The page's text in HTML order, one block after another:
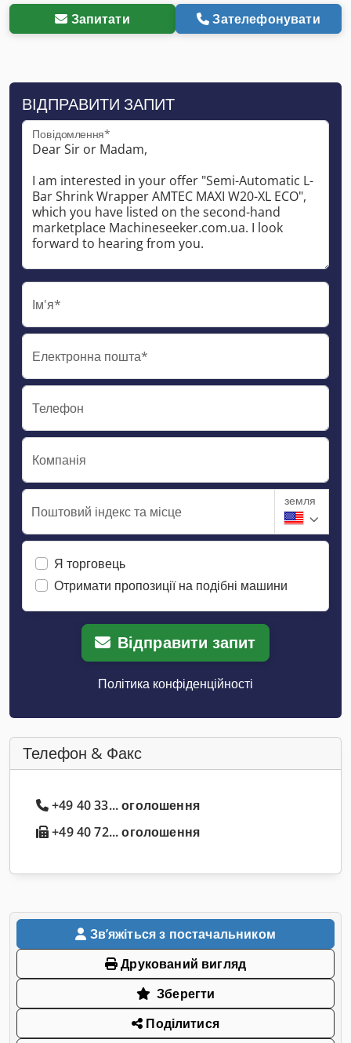
Запитати Зателефонувати
ВІДПРАВИТИ ЗАПИТ
Повідомлення*
Ім'я*
Електронна пошта*
Телефон
Компанія
Поштовий індекс та місце
земля
Я торговець
Отримати пропозиції на подібні машини
Відправити запит
Політика конфіденційності
Телефон & Факс
+49 40 33... оголошення
+49 40 72... оголошення
Звʼяжіться з постачальником
Друкований вигляд
Зберегти
Поділитися